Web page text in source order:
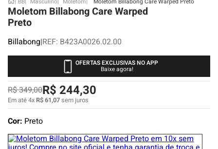
Moletom Billabong Care Warped
Preto
Billabong|REF: B423A0026.02.00
OFERTAS EXCLUSIVAS NO APP
Baixe agora!
R$349,00R$ 244,30
Em até4xR$61,07sem juros
Cor: Preto